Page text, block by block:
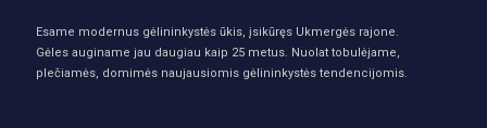
Esame modernus gėlininkystės ūkis, įsikūręs Ukmergės rajone.
Gėles auginame jau daugiau kaip 25 metus. Nuolat tobulėjame,
plečiamės, domimės naujausiomis gėlininkystės tendencijomis.